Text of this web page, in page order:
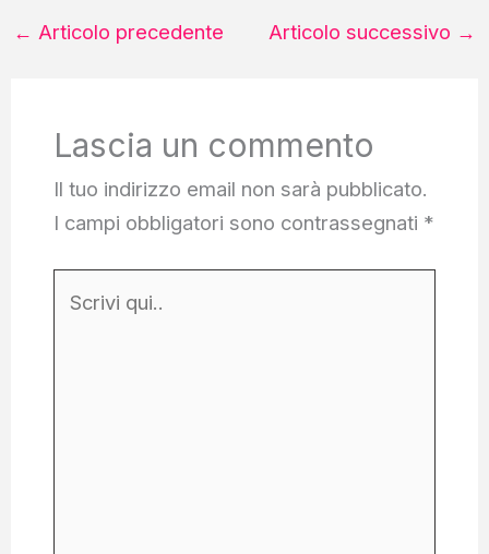
← Articolo precedente Articolo successivo →
Lascia un commento
Il tuo indirizzo email non sarà pubblicato.
I campi obbligatori sono contrassegnati *